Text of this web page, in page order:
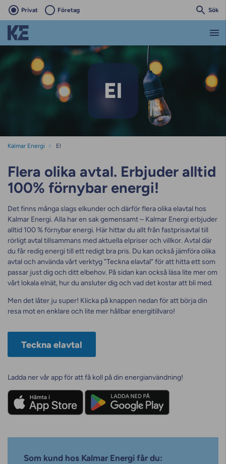
Privat Företag Sök
El
Kalmar Energi El
El
Flera olika avtal. Erbjuder alltid
100% förnybar energi!
Det finns många slags elkunder och därför flera olika elavtal hos
Kalmar Energi. Alla har en sak gemensamt – Kalmar Energi erbjuder
alltid 100 % förnybar energi. Här hittar du allt från fastprisavtal till
rörligt avtal tillsammans med aktuella elpriser och villkor. Avtal där
du får redig energi till ett redigt bra pris. Du kan också jämföra olika
avtal och använda vårt verktyg ”Teckna elavtal” för att hitta ett som
passar just dig och ditt elbehov. På sidan kan också läsa lite mer om
vårt lokala elnät, hur du ansluter dig och vad det kostar att bli med.
Men det låter ju super! Klicka på knappen nedan för att börja din
resa mot en enklare och lite mer hållbar energitillvaro!
Teckna elavtal
Ladda ner vår app för att få koll på din energianvändning!
Som kund hos Kalmar Energi får du: